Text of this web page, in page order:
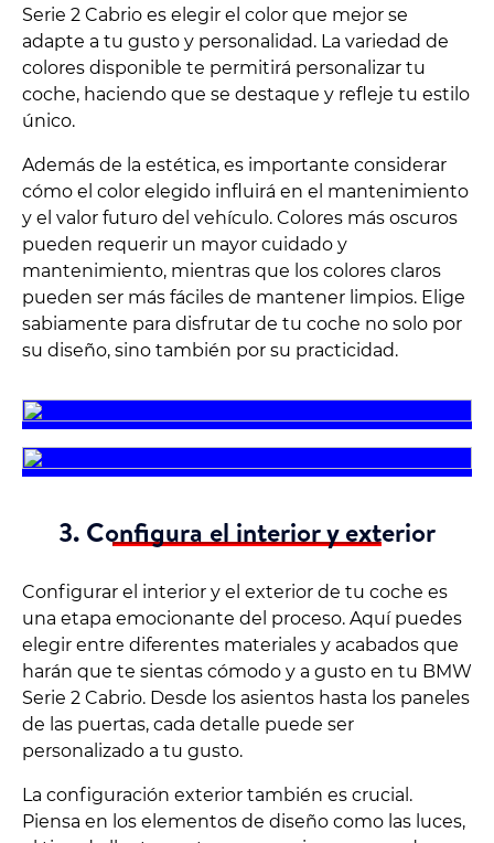
Serie 2 Cabrio es elegir el color que mejor se
adapte a tu gusto y personalidad. La variedad de
colores disponible te permitirá personalizar tu
coche, haciendo que se destaque y refleje tu estilo
único.
Además de la estética, es importante considerar
cómo el color elegido influirá en el mantenimiento
y el valor futuro del vehículo. Colores más oscuros
pueden requerir un mayor cuidado y
mantenimiento, mientras que los colores claros
pueden ser más fáciles de mantener limpios. Elige
sabiamente para disfrutar de tu coche no solo por
su diseño, sino también por su practicidad.
3. Configura el interior y exterior
Configurar el interior y el exterior de tu coche es
una etapa emocionante del proceso. Aquí puedes
elegir entre diferentes materiales y acabados que
harán que te sientas cómodo y a gusto en tu BMW
Serie 2 Cabrio. Desde los asientos hasta los paneles
de las puertas, cada detalle puede ser
personalizado a tu gusto.
La configuración exterior también es crucial.
Piensa en los elementos de diseño como las luces,